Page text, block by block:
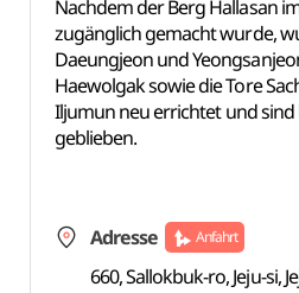
Nachdem der Berg Hallasan
zugänglich gemacht wurde,
Daeungjeon und
Haewolgak sowie die Tore
Iljumun neu errichtet und
geblieben.
Adresse Anfahrt
660, Sallokbuk-ro, Jeju-si,